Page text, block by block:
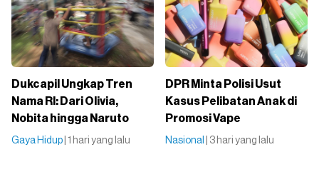
Dukcapil Ungkap Tren
Nama RI: Dari Olivia,
Nobita hingga Naruto
Gaya Hidup | 1 hari yang lalu
DPR Minta Polisi Usut
Kasus Pelibatan Anak di
Promosi Vape
Nasional | 3 hari yang lalu